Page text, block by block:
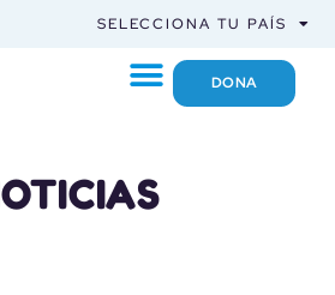
SELECCIONA TU PAÍS
DONA